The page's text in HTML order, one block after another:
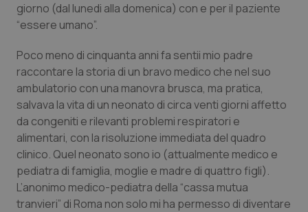
Professionisti Sanitari.AI
Abruzzo
Basilicata
Calabria
Campania
Emilia-Romagna
QS Pro Gold
Artrite & artrosi
Asma & BPCO
Car-T
Colesterolo & coronaropatie
QS Club Newsletter
giorno (dal lunedi alla domenica) con e per il paziente
“essere umano”.
Poco meno di cinquanta anni fa sentii mio padre
raccontare la storia di un bravo medico che nel suo
ambulatorio con una manovra brusca, ma pratica,
salvava la vita di un neonato di circa venti giorni affetto
da congeniti e rilevanti problemi respiratori e
alimentari, con la risoluzione immediata del quadro
clinico. Quel neonato sono io (attualmente medico e
pediatra di famiglia, moglie e madre di quattro figli).
L’anonimo medico-pediatra della “cassa mutua
tranvieri” di Roma non solo mi ha permesso di diventare